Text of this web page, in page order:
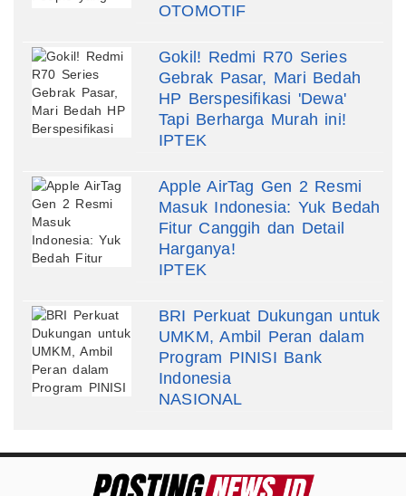
OTOMOTIF
Gokil! Redmi R70 Series
Gebrak Pasar, Mari Bedah
HP Berspesifikasi 'Dewa'
Tapi Berharga Murah ini!
IPTEK
Apple AirTag Gen 2 Resmi
Masuk Indonesia: Yuk Bedah
Fitur Canggih dan Detail
Harganya!
IPTEK
BRI Perkuat Dukungan untuk
UMKM, Ambil Peran dalam
Program PINISI Bank
Indonesia
NASIONAL